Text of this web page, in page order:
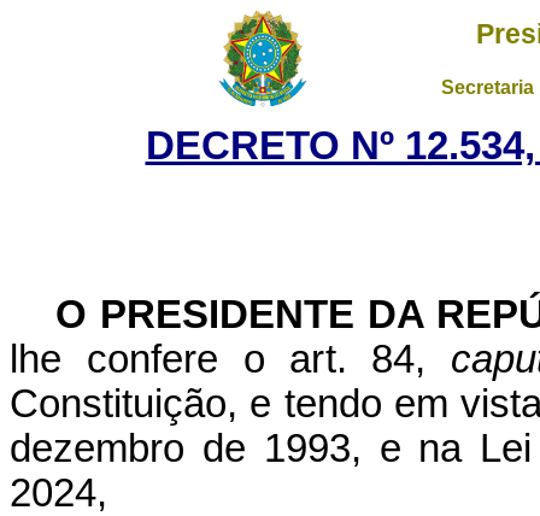
DECRETO Nº
O PRESIDENTE DA
lhe confere o art. 84,
Constituição, e tendo em
dezembro de 1993, e na
2024,